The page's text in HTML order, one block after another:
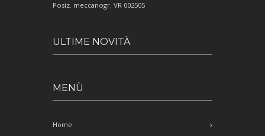
Posiz. meccanogr. VR 002505
ULTIME NOVITÀ
MENÙ
Home